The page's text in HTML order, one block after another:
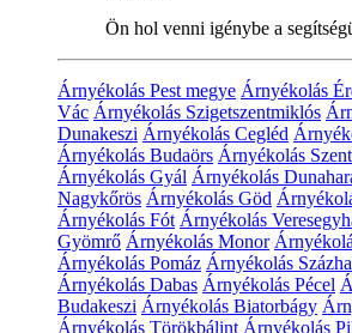
Ön hol venni igénybe a
Árnyékolás Pest megye Árnyékolás
Vác Árnyékolás Szigetszentmiklós
Dunakeszi Árnyékolás Cegléd
Árnyékolás Budaörs Árnyékolás
Árnyékolás Gyál Árnyékolás
Nagykőrös Árnyékolás Göd
Árnyékolás Fót Árnyékolás
Gyömrő Árnyékolás Monor
Árnyékolás Pomáz Árnyékolás
Árnyékolás Dabas Árnyékolás Pécel
Budakeszi Árnyékolás Biatorbágy
Árnyékolás Törökbálint Árnyékolás